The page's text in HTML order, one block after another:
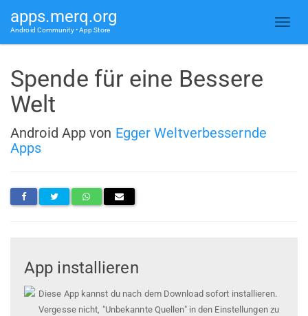
apps.merq.org
Android Community • App Store
Spende für eine Bessere
Welt
Android App von Egger Weltverbessernde
Apps
App installieren
Diese App kannst du nach dem Download sofort installieren.
Vergesse nicht, "Unbekannte Quellen" in den Einstellungen zu